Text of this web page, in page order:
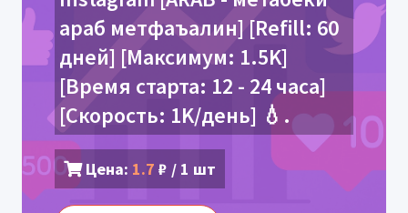
араб метфаъалин] [Refill: 60
дней] [Максимум: 1.5K]
[Время старта: 12 - 24 часа]
[Скорость: 1K/день] 💧.
Цена: 1.7 ₽ / 1 шт